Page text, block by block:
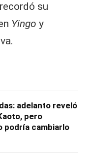
su
Yingo y
adelanto reveló
pero
podría cambiarlo